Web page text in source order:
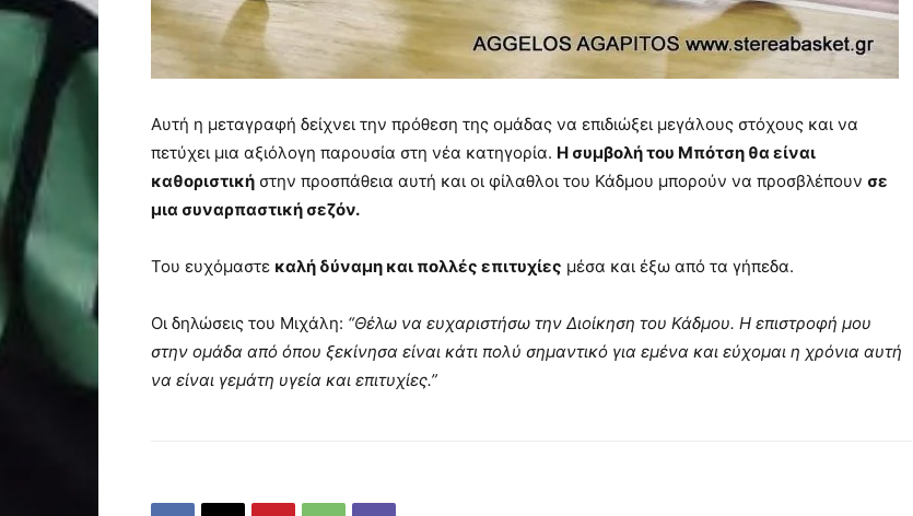
Αυτή η μεταγραφή δείχνει την πρόθεση της ομάδας να επιδιώξει μεγάλους στόχους και να
πετύχει μια αξιόλογη παρουσία στη νέα κατηγορία. Η συμβολή του Μπότση θα είναι
καθοριστική στην προσπάθεια αυτή και οι φίλαθλοι του Κάδμου μπορούν να προσβλέπουν σε
μια συναρπαστική σεζόν.
Του ευχόμαστε καλή δύναμη και πολλές επιτυχίες μέσα και έξω από τα γήπεδα.
Οι δηλώσεις του Μιχάλη: “Θέλω να ευχαριστήσω την Διοίκηση του Κάδμου. Η επιστροφή μου
στην ομάδα από όπου ξεκίνησα είναι κάτι πολύ σημαντικό για εμένα και εύχομαι η χρόνια αυτή
να είναι γεμάτη υγεία και επιτυχίες.”